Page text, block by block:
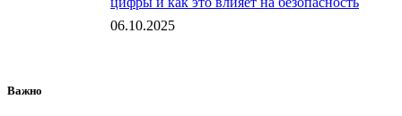
06.10.2025
Важно